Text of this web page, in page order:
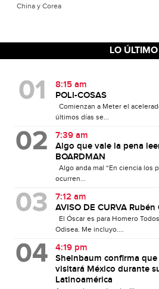
China y Corea
LO ÚLTIMO
8:15 am
POLI-COSAS
Comienzan a Meter el
últimos días se...
7:39 am
Algo que vale la pena
BOARDMAN
Algo anda mal “En ciencia los
ocurren...
7:12 am
AVISO DE CURVA Rubén
El Óscar es para Homero
Odisea. Me incluyo....
4:19 pm
Sheinbaum confirma
visitará México durante
Latinoamérica